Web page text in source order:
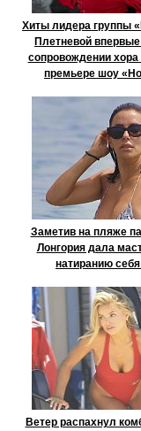
Хиты лидера группы
Плетневой впервые
сопровождении хора
премьере шоу
Заметив на пляже
Лонгория дала
натиранию
Ветер распахнул